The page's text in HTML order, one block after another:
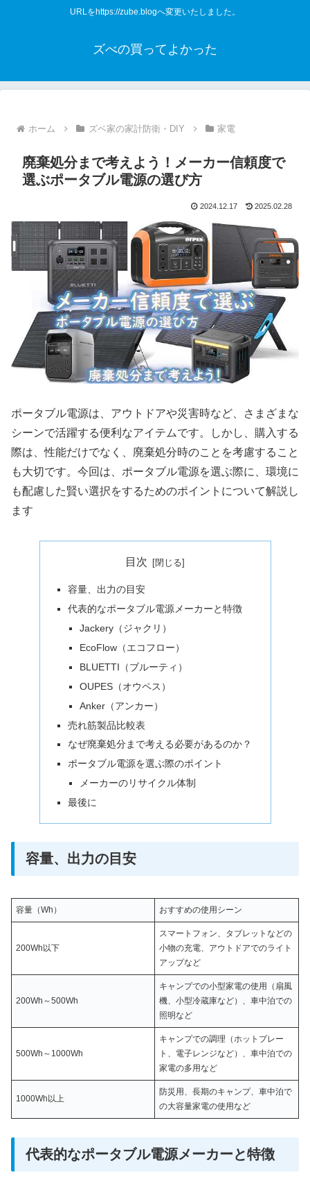
URLをhttps://zube.blogへ変更いたしました。
ズべの買ってよかった
ホーム ズベ家の家計防衛・DIY 家電
廃棄処分まで考えよう！メーカー信頼度で
選ぶポータブル電源の選び方
2024.12.17 2025.02.28
ポータブル電源は、アウトドアや災害時など、さまざまな
シーンで活躍する便利なアイテムです。しかし、購入する
際は、性能だけでなく、廃棄処分時のことを考慮すること
も大切です。今回は、ポータブル電源を選ぶ際に、環境に
も配慮した賢い選択をするためのポイントについて解説し
ます
目次
容量、出力の目安
代表的なポータブル電源メーカーと特徴
Jackery（ジャクリ）
EcoFlow（エコフロー）
BLUETTI（ブルーティ）
OUPES（オウペス）
Anker（アンカー）
売れ筋製品比較表
なぜ廃棄処分まで考える必要があるのか？
ポータブル電源を選ぶ際のポイント
メーカーのリサイクル体制
最後に
容量、出力の目安
容量（Wh） おすすめの使用シーン
200Wh以下
スマートフォン、タブレットなどの
小物の充電、アウトドアでのライト
アップなど
200Wh～500Wh
キャンプでの小型家電の使用（扇風
機、小型冷蔵庫など）、車中泊での
照明など
500Wh～1000Wh
キャンプでの調理（ホットプレー
ト、電子レンジなど）、車中泊での
家電の多用など
1000Wh以上
防災用、長期のキャンプ、車中泊で
の大容量家電の使用など
代表的なポータブル電源メーカーと特徴